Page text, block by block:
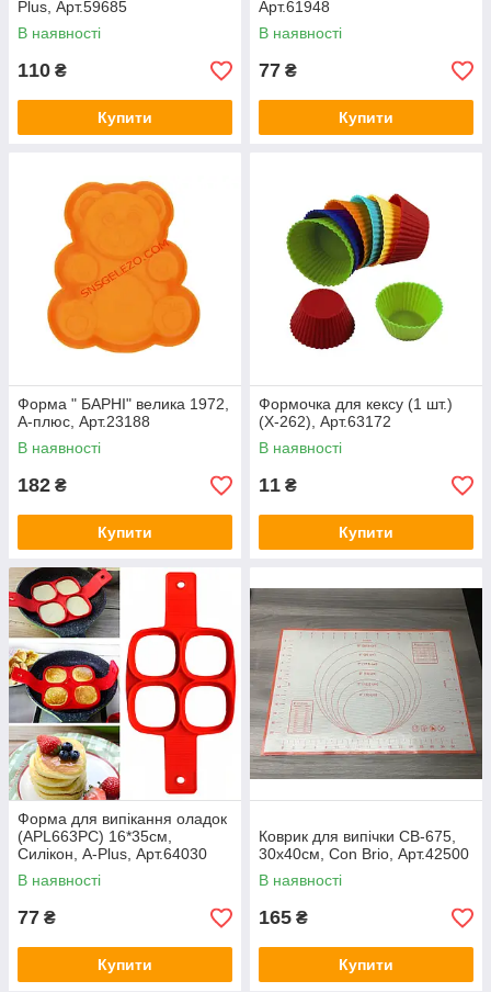
Plus, Арт.59685
В наявності
110 ₴
Купити
Арт.61948
В наявності
77 ₴
Купити
Форма " БАРНІ" велика 1972,
А-плюс, Арт.23188
В наявності
182 ₴
Купити
Формочка для кексу (1 шт.)
(X-262), Арт.63172
В наявності
11 ₴
Купити
Форма для випікання оладок
(APL663PC) 16*35см,
Силікон, A-Plus, Арт.64030
В наявності
77 ₴
Купити
Коврик для випічки СВ-675,
30х40см, Con Brio, Арт.42500
В наявності
165 ₴
Купити